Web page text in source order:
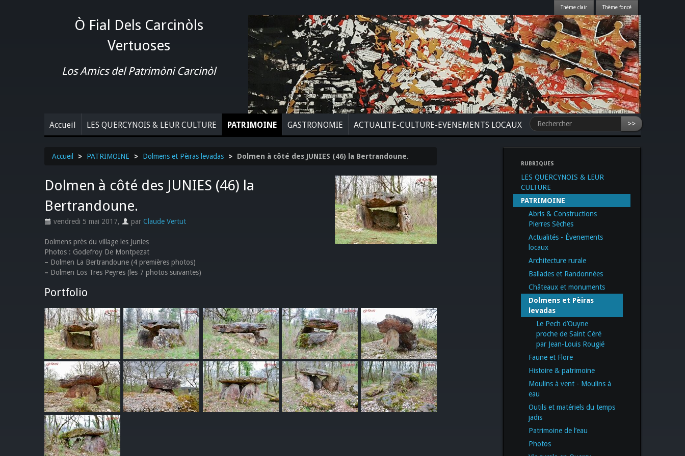
Ò Fial Dels Carcinòls
Vertuoses
Los Amics del Patrimòni Carcinòl
Accueil LES QUERCYNOIS & LEUR CULTURE PATRIMOINE GASTRONOMIE ACTUALITE-CULTURE-EVENEMENTS LOCAUX >>
Accueil > PATRIMOINE > Dolmens et Pèiras levadas > Dolmen à côté des JUNIES (46) la Bertrandoune.
Dolmen à côté des JUNIES (46) la
Bertrandoune.
vendredi 5 mai 2017, par Claude Vertut
Dolmens près du village les Junies
Photos : Godefroy De Montpezat
– Dolmen La Bertrandoune (4 premières photos)
– Dolmen Los Tres Peyres (les 7 photos suivantes)
Portfolio
RUBRIQUES
LES QUERCYNOIS & LEUR
CULTURE
PATRIMOINE
Abris & Constructions
Pierres Sèches
Actualités - Évenements
locaux
Architecture rurale
Ballades et Randonnées
Châteaux et monuments
Dolmens et Pèiras
levadas
Le Pech d’Ouyne
proche de Saint Céré
par Jean-Louis Rougié
Faune et Flore
Histoire & patrimoine
Moulins à vent - Moulins à
eau
Outils et matériels du temps
jadis
Patrimoine de l’eau
Photos